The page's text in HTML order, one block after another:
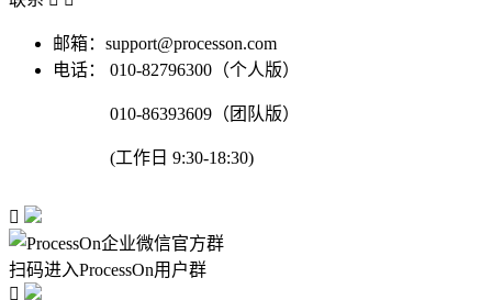
邮箱：support@processon.com
电话：
010-82796300（个人版）
010-86393609（团队版）
(工作日 9:30-18:30)

扫码进入ProcessOn用户群
